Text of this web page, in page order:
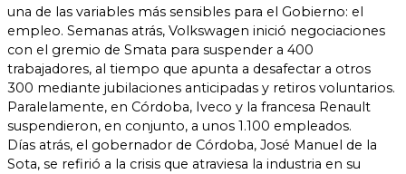
una de las variables más sensibles para el Gobierno: el
empleo. Semanas atrás, Volkswagen inició negociaciones
con el gremio de Smata para suspender a 400
trabajadores, al tiempo que apunta a desafectar a otros
300 mediante jubilaciones anticipadas y retiros voluntarios.
Paralelamente, en Córdoba, Iveco y la francesa Renault
suspendieron, en conjunto, a unos 1.100 empleados.
Días atrás, el gobernador de Córdoba, José Manuel de la
Sota, se refirió a la crisis que atraviesa la industria en su